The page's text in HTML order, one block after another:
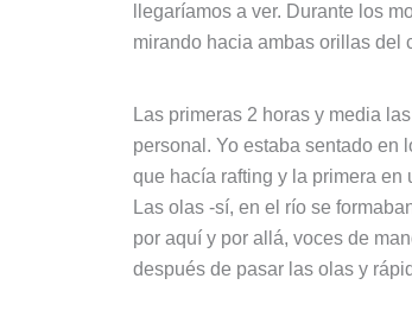
llegaríamos a ver. Durante los
mirando hacia ambas orillas del
Las primeras 2 horas y media
personal. Yo estaba sentado en
que hacía rafting y la primera en
Las olas -sí, en el río se
por aquí y por allá, voces de
después de pasar las olas y